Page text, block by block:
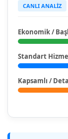
CANLI ANALİZ
Ekonomik /
Standart
Kapsamlı /